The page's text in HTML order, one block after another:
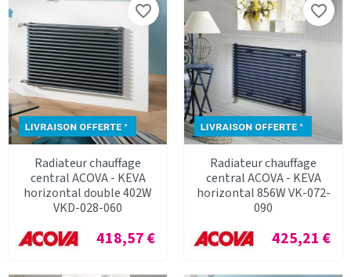
Radiateur chauffage
central ACOVA - KEVA
horizontal double 402W
VKD-028-060
Prix
418,57 €
favorite_border
Radiateur chauffage
central ACOVA - KEVA
horizontal 856W VK-072-
090
Prix
425,21 €
favorite_border